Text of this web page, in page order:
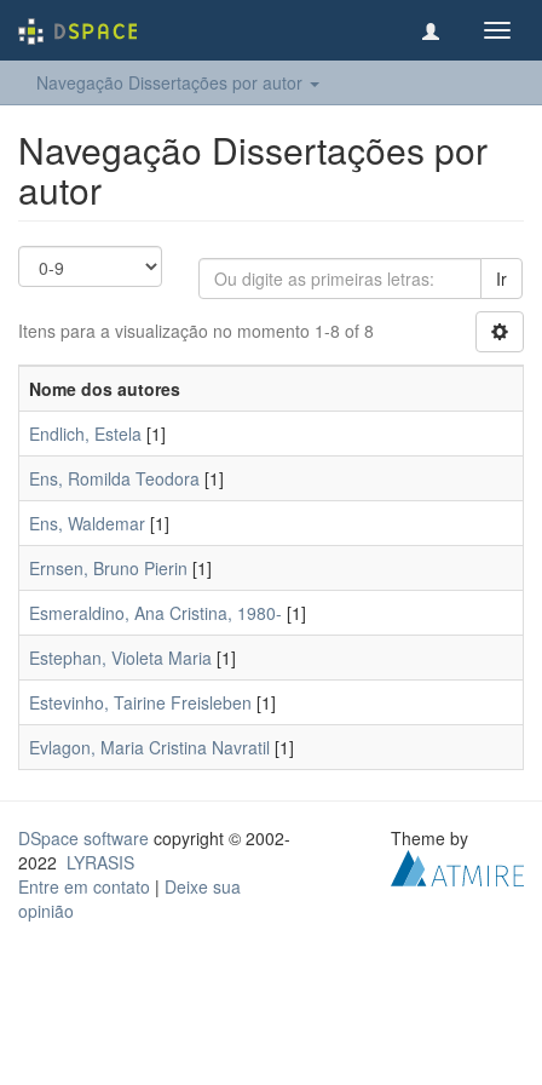
Navegação Dissertações por autor
Navegação Dissertações por
autor
Ir
Itens para a visualização no momento 1-8 of 8
Nome dos autores
Endlich, Estela [1]
Ens, Romilda Teodora [1]
Ens, Waldemar [1]
Ernsen, Bruno Pierin [1]
Esmeraldino, Ana Cristina, 1980- [1]
Estephan, Violeta Maria [1]
Estevinho, Tairine Freisleben [1]
Evlagon, Maria Cristina Navratil [1]
DSpace software copyright © 2002-
2022 LYRASIS
Entre em contato | Deixe sua
opinião
Theme by